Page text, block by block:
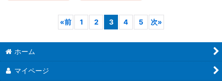
«前 1 2 3 4 5 次»
ホーム
マイページ